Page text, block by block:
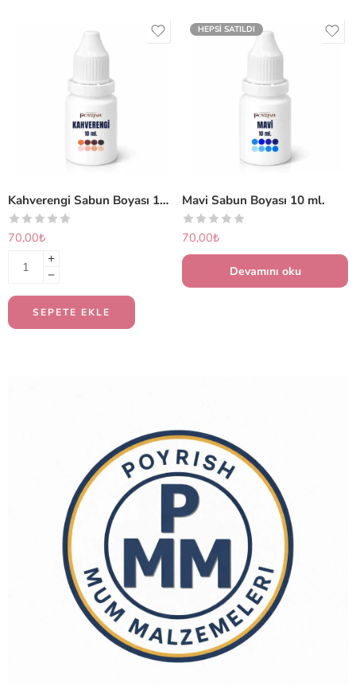
Kahverengi Sabun Boyası 10 ml.
70,00₺
SEPETE EKLE
HEPSI SATILDI
Mavi Sabun Boyası 10 ml.
70,00₺
Devamını oku